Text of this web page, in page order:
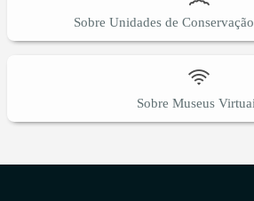
Sobre Unidades de
Sobre Museus